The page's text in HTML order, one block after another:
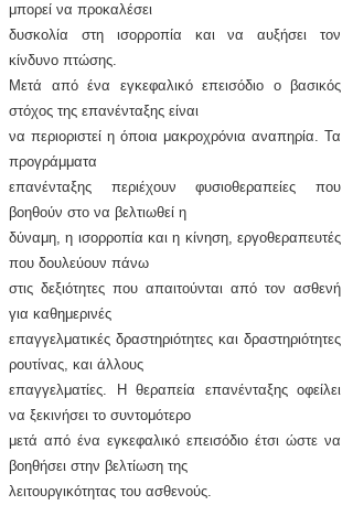
μπορεί να προκαλέσει
δυσκολία στη ισορροπία και να αυξήσει τον
κίνδυνο πτώσης.
Μετά από ένα εγκεφαλικό επεισόδιο ο βασικός
στόχος της επανένταξης είναι
να περιοριστεί η όποια μακροχρόνια αναπηρία. Τα
προγράμματα
επανένταξης περιέχουν φυσιοθεραπείες που
βοηθούν στο να βελτιωθεί η
δύναμη, η ισορροπία και η κίνηση, εργοθεραπευτές
που δουλεύουν πάνω
στις δεξιότητες που απαιτούνται από τον ασθενή
για καθημερινές
επαγγελματικές δραστηριότητες και δραστηριότητες
ρουτίνας, και άλλους
επαγγελματίες. Η θεραπεία επανένταξης οφείλει
να ξεκινήσει το συντομότερο
μετά από ένα εγκεφαλικό επεισόδιο έτσι ώστε να
βοηθήσει στην βελτίωση της
λειτουργικότητας του ασθενούς.